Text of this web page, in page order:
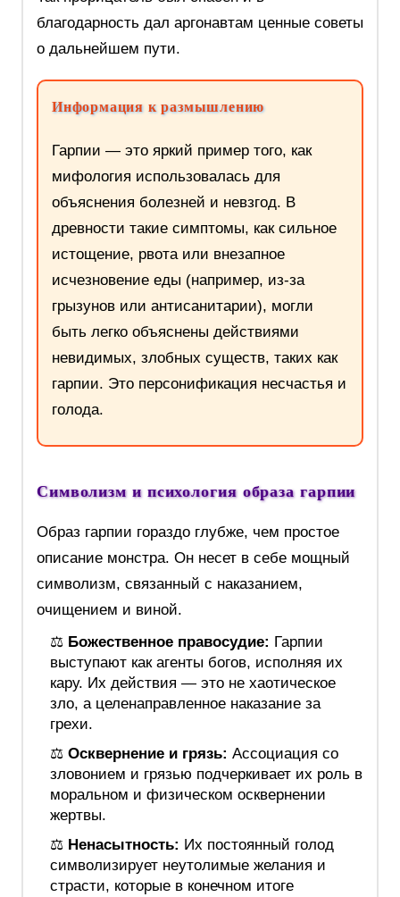
благодарность дал аргонавтам ценные советы
о дальнейшем пути.
Информация к размышлению
Гарпии — это яркий пример того, как
мифология использовалась для
объяснения болезней и невзгод. В
древности такие симптомы, как сильное
истощение, рвота или внезапное
исчезновение еды (например, из-за
грызунов или антисанитарии), могли
быть легко объяснены действиями
невидимых, злобных существ, таких как
гарпии. Это персонификация несчастья и
голода.
Символизм и психология образа гарпии
Образ гарпии гораздо глубже, чем простое
описание монстра. Он несет в себе мощный
символизм, связанный с наказанием,
очищением и виной.
⚖️ Божественное правосудие: Гарпии
выступают как агенты богов, исполняя их
кару. Их действия — это не хаотическое
зло, а целенаправленное наказание за
грехи.
⚖️ Осквернение и грязь: Ассоциация со
зловонием и грязью подчеркивает их роль в
моральном и физическом осквернении
жертвы.
⚖️ Ненасытность: Их постоянный голод
символизирует неутолимые желания и
страсти, которые в конечном итоге